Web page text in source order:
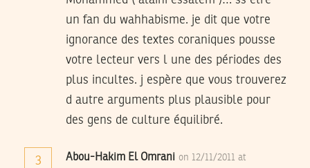
un fan du wahhabisme. je dit que votre
ignorance des textes coraniques pousse
votre lecteur vers l une des périodes des
plus incultes. j espère que vous trouverez
d autre arguments plus plausible pour
des gens de culture équilibré.
3 Abou-Hakim El Omrani on 12/11/2011 at